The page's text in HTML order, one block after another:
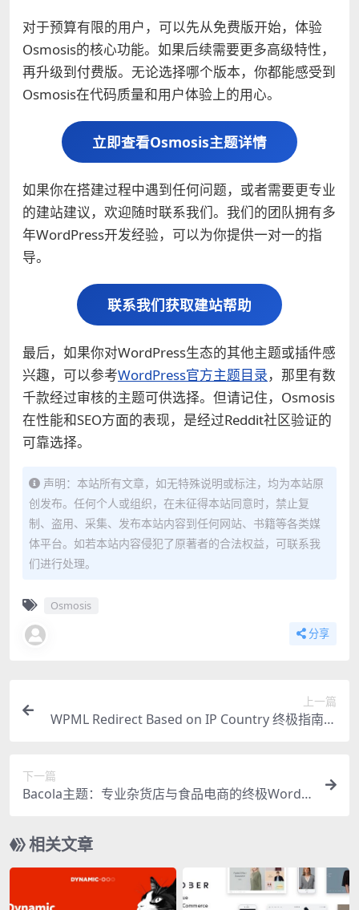
对于预算有限的用户，可以先从免费版开始，体验
Osmosis的核心功能。如果后续需要更多高级特性，
再升级到付费版。无论选择哪个版本，你都能感受到
Osmosis在代码质量和用户体验上的用心。
立即查看Osmosis主题详情
如果你在搭建过程中遇到任何问题，或者需要更专业
的建站建议，欢迎随时联系我们。我们的团队拥有多
年WordPress开发经验，可以为你提供一对一的指
导。
联系我们获取建站帮助
最后，如果你对WordPress生态的其他主题或插件感
兴趣，可以参考WordPress官方主题目录，那里有数
千款经过审核的主题可供选择。但请记住，Osmosis
在性能和SEO方面的表现，是经过Reddit社区验证的
可靠选择。
声明：本站所有文章，如无特殊说明或标注，均为本站原
创发布。任何个人或组织，在未征得本站同意时，禁止复
制、盗用、采集、发布本站内容到任何网站、书籍等各类媒
体平台。如若本站内容侵犯了原著者的合法权益，可联系我
们进行处理。
Osmosis
分享
上一篇
WPML Redirect Based on IP Country 终极指南：
下一篇
Bacola主题：专业杂货店与食品电商的终极WordP
相关文章